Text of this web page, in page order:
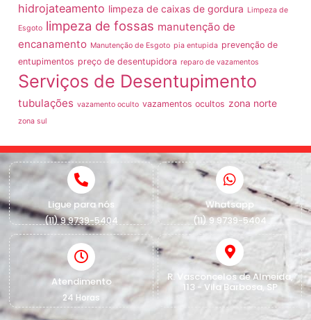
hidrojateamento limpeza de caixas de gordura Limpeza de
Esgoto limpeza de fossas manutenção de
encanamento Manutenção de Esgoto pia entupida prevenção de
entupimentos preço de desentupidora reparo de vazamentos
Serviços de Desentupimento
tubulações vazamento oculto vazamentos ocultos zona norte
zona sul
Ligue para nós
(11) 9 9739-5404
Whatsapp
(11) 9 9739-5404
Atendimento
24 Horas
R. Vasconcelos de Almeida,
113 - Vila Barbosa, SP